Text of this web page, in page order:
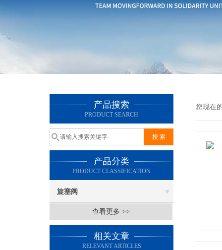
产品搜索
PRODUCT SEARCH
产品分类
PRODUCT CLASSIFICATION
旋塞阀
查看更多 >>
相关文章
RELEVANT ARTICLES
您现在